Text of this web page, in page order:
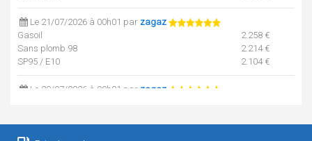
Le 21/07/2026 à 00h01 par zagaz
Gasoil
2.258 €
Sans plomb 98
2.214 €
SP95 / E10
2.104 €
Le 20/07/2026 à 00h01 par zagaz